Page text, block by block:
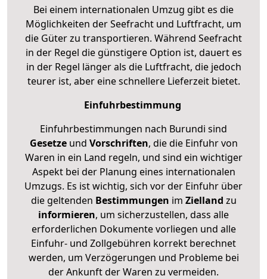
Bei einem internationalen Umzug gibt es die
Möglichkeiten der Seefracht und Luftfracht, um
die Güter zu transportieren. Während Seefracht
in der Regel die günstigere Option ist, dauert es
in der Regel länger als die Luftfracht, die jedoch
teurer ist, aber eine schnellere Lieferzeit bietet.
Einfuhrbestimmung
Einfuhrbestimmungen nach Burundi sind
Gesetzeund Vorschriften, die die Einfuhr von
Waren in ein Land regeln, und sind ein wichtiger
Aspekt bei der Planung eines internationalen
Umzugs. Es ist wichtig, sich vor der Einfuhr über
die geltenden Bestimmungen im Zielland zu
informieren, um sicherzustellen, dass alle
erforderlichen Dokumente vorliegen und alle
Einfuhr- und Zollgebühren korrekt berechnet
werden, um Verzögerungen und Probleme bei
der Ankunft der Waren zu vermeiden.